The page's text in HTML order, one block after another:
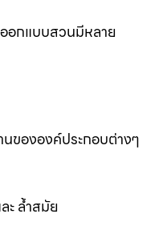
อกแบบสวนมีหลาย
ขององค์ประกอบต่างๆ
ะ ล้ำสมัย